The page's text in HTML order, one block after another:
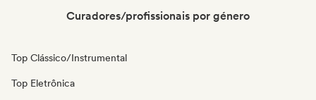
Curadores/profissionais por género
Top Clássico/Instrumental
Top Eletrônica